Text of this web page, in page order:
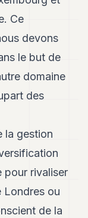
Ce
devons
le but de
domaine
des
la gestion
pour rivaliser
Londres ou
de la